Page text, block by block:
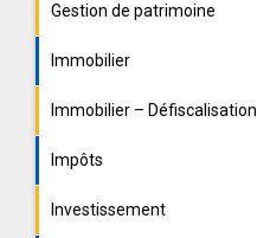
Gestion de patrimoine
Immobilier
Immobilier – Défiscalisation
Impôts
Investissement